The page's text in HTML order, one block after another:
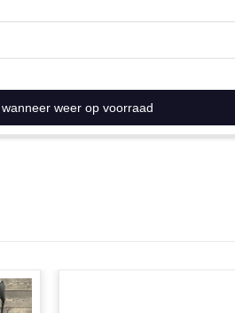
weer op voorraad